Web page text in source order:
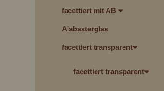
facettiert mit AB
Alabasterglas
facettiert transparent
facettiert transparent